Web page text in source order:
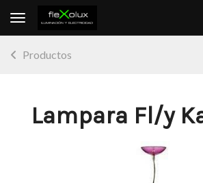
Toggle navigation
Productos
Lampara Fl/y